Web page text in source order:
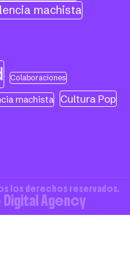
machista
Colaboraciones
machista Cultura Pop
los derechos reservados.
Agency